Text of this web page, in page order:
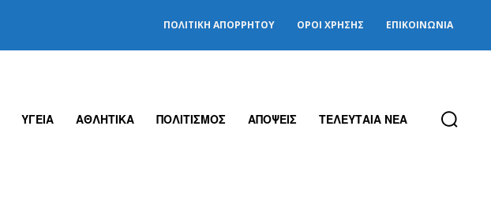
ΠΟΛΙΤΙΚΉ ΑΠΟΡΡΉΤΟΥ ΌΡΟΙ ΧΡΉΣΗΣ ΕΠΙΚΟΙΝΩΝΊΑ
ΥΓΕΙΑ ΑΘΛΗΤΙΚΑ ΠΟΛΙΤΙΣΜΟΣ ΑΠΟΨΕΙΣ ΤΕΛΕΥΤΑΙΑ ΝΕΑ